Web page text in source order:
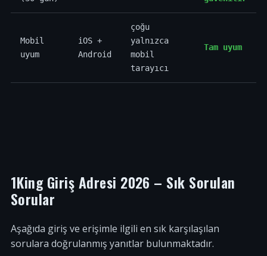
Mobil
uyum
iOS +
Android
çoğu
yalnızca
mobil
tarayıcı
Tam uyum
1King Giriş Adresi 2026 – Sık Sorulan
Sorular
Aşağıda giriş ve erişimle ilgili en sık karşılaşılan
sorulara doğrulanmış yanıtlar bulunmaktadır.